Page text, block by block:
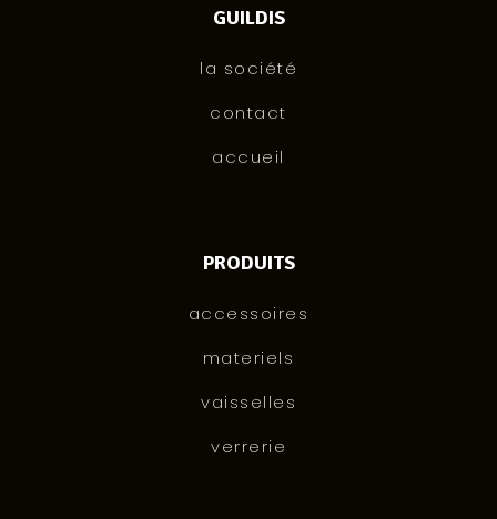
PRODUITS
accessoires
materiels
vaisselles
verrerie
GUILDIS
la société
contact
accueil